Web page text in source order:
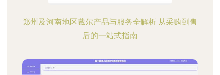
郑州及河南地区戴尔产品与服务全解析 从采购到售
后的一站式指南